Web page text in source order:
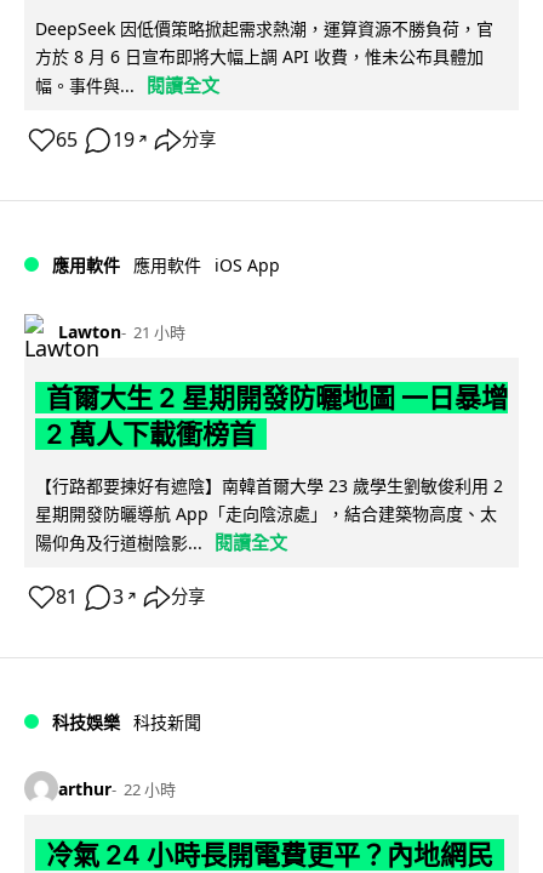
DeepSeek 因低價策略掀起需求熱潮，運算資源不勝負荷，官
方於 8 月 6 日宣布即將大幅上調 API 收費，惟未公布具體加
幅。事件與...
閱讀全文
65 19 ↗ 分享
應用軟件 應用軟件 iOS App
Lawton 21 小時
首爾大生 2 星期開發防曬地圖 一日暴增
2 萬人下載衝榜首
【行路都要揀好有遮陰】南韓首爾大學 23 歲學生劉敏俊利用 2
星期開發防曬導航 App「走向陰涼處」，結合建築物高度、太
陽仰角及行道樹陰影...
閱讀全文
81 3 ↗ 分享
科技娛樂 科技新聞
arthur 22 小時
冷氣 24 小時長開電費更平？內地網民